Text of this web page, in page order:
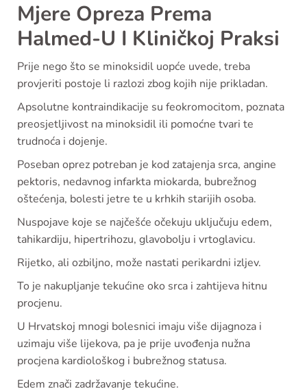
Mjere Opreza Prema
Halmed-U I Kliničkoj Praksi
Prije nego što se minoksidil uopće uvede, treba
provjeriti postoje li razlozi zbog kojih nije prikladan.
Apsolutne kontraindikacije su feokromocitom, poznata
preosjetljivost na minoksidil ili pomoćne tvari te
trudnoća i dojenje.
Poseban oprez potreban je kod zatajenja srca, angine
pektoris, nedavnog infarkta miokarda, bubrežnog
oštećenja, bolesti jetre te u krhkih starijih osoba.
Nuspojave koje se najčešće očekuju uključuju edem,
tahikardiju, hipertrihozu, glavobolju i vrtoglavicu.
Rijetko, ali ozbiljno, može nastati perikardni izljev.
To je nakupljanje tekućine oko srca i zahtijeva hitnu
procjenu.
U Hrvatskoj mnogi bolesnici imaju više dijagnoza i
uzimaju više lijekova, pa je prije uvođenja nužna
procjena kardiološkog i bubrežnog statusa.
Edem znači zadržavanje tekućine.